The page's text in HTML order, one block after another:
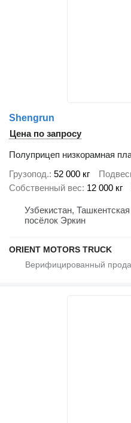
Shengrun
Цена по запросу
Полуприцеп низкорамная
Грузопод. 52 000 кг
Собственный вес 12 000 кг
Узбекистан,
посёлок Эркин
ORIENT MOTORS TRUCK